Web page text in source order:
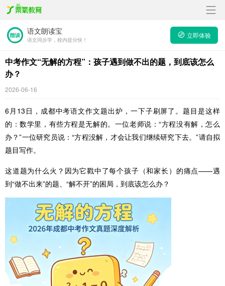
语文朗读宝
语文同步学，校内提分快！
立即体验
中考作文“无解的方程”：孩子遇到做不出的题，到底该怎么
办？
2026-06-16
6月13日，成都中考语文作文题出炉，一下子刷屏了。题目是这样
的：数学里，有些方程是无解的。一位老师说：“方程没有解，怎么
办？”一位研究员说：“方程没解，才会让我们继续研究下去。”请自拟
题目写作。
这道题为什么火？因为它戳中了每个孩子（和家长）的痛点——遇
到“做不出来”的题、“解不开”的困局，到底该怎么办？